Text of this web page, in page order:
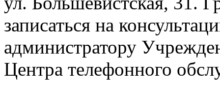
записаться на
администратору
Центра телефонного